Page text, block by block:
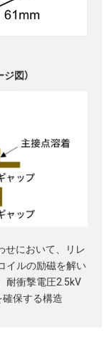
図）
せにおいて、リレ
イルの励磁を解い
耐衝撃電圧2.5kV
保する構造